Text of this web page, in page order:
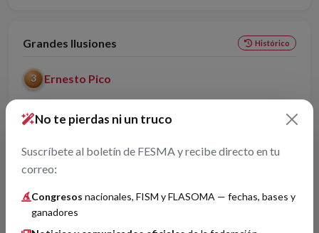
Grandes Ilusiones Histórico
3 Ernesto Pico
Willy Monroe
2 Óscar de la Torre
No te pierdas ni un truco
Suscríbete al boletín de FESMA y recibe directo en tu
correo:
Congresos nacionales, FISM y FLASOMA — fechas, bases y
ganadores